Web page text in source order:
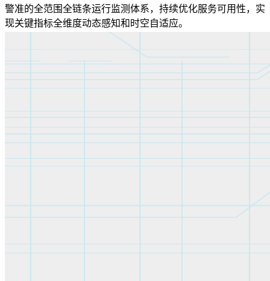
警准的全范围全链条运行监测体系，持续优化服务可用性，实
现关键指标全维度动态感知和时空自适应。